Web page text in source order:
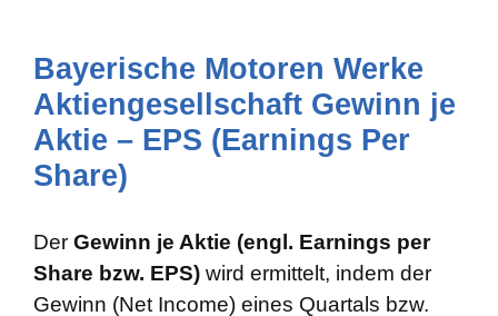
Bayerische Motoren Werke
Aktiengesellschaft Gewinn je
Aktie – EPS (Earnings Per
Share)
Der Gewinn je Aktie (engl. Earnings per
Share bzw. EPS) wird ermittelt, indem der
Gewinn (Net Income) eines Quartals bzw.